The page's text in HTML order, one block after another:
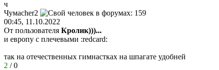
ч
Чумаcher2
00:45, 11.10.2022
От пользователя Кролик)))...
и европу с плечевыми :redcard:
так на отечественных гимнастках на шпагате удобней
2 /0